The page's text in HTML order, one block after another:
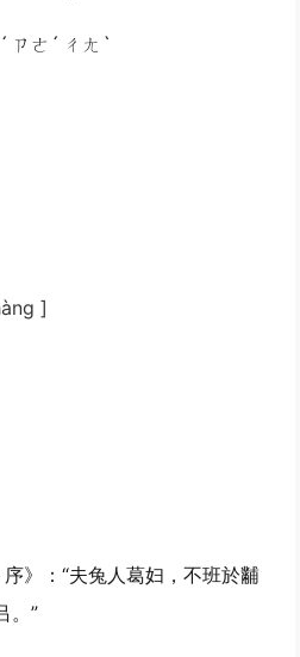
ㄗㄜˊ ㄔㄤˋ
]
》：“夫兔人葛妇，不班於黼
。”